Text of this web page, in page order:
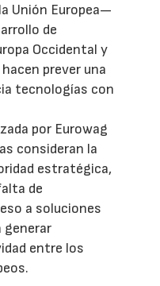
Unión Europea—
de
Occidental y
prever una
tecnologías con
por Eurowag
consideran la
estratégica,
de
a soluciones
generar
entre los